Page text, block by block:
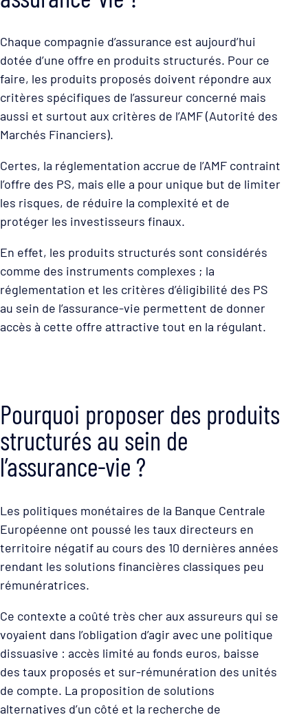
Chaque compagnie d’assurance est aujourd’hui
dotée d’une offre en produits structurés. Pour ce
faire, les produits proposés doivent répondre aux
critères spécifiques de l’assureur concerné mais
aussi et surtout aux critères de l’AMF (Autorité des
Marchés Financiers).
Certes, la réglementation accrue de l’AMF contraint
l’offre des PS, mais elle a pour unique but de limiter
les risques, de réduire la complexité et de
protéger les investisseurs finaux.
En effet, les produits structurés sont considérés
comme des instruments complexes ; la
réglementation et les critères d’éligibilité des PS
au sein de l’assurance-vie permettent de donner
accès à cette offre attractive tout en la régulant.
Pourquoi proposer des produits
structurés au sein de
l’assurance-vie ?
Les politiques monétaires de la Banque Centrale
Européenne ont poussé les taux directeurs en
territoire négatif au cours des 10 dernières années
rendant les solutions financières classiques peu
rémunératrices.
Ce contexte a coûté très cher aux assureurs qui se
voyaient dans l’obligation d’agir avec une politique
dissuasive : accès limité au fonds euros, baisse
des taux proposés et sur-rémunération des unités
de compte. La proposition de solutions
alternatives d’un côté et la recherche de